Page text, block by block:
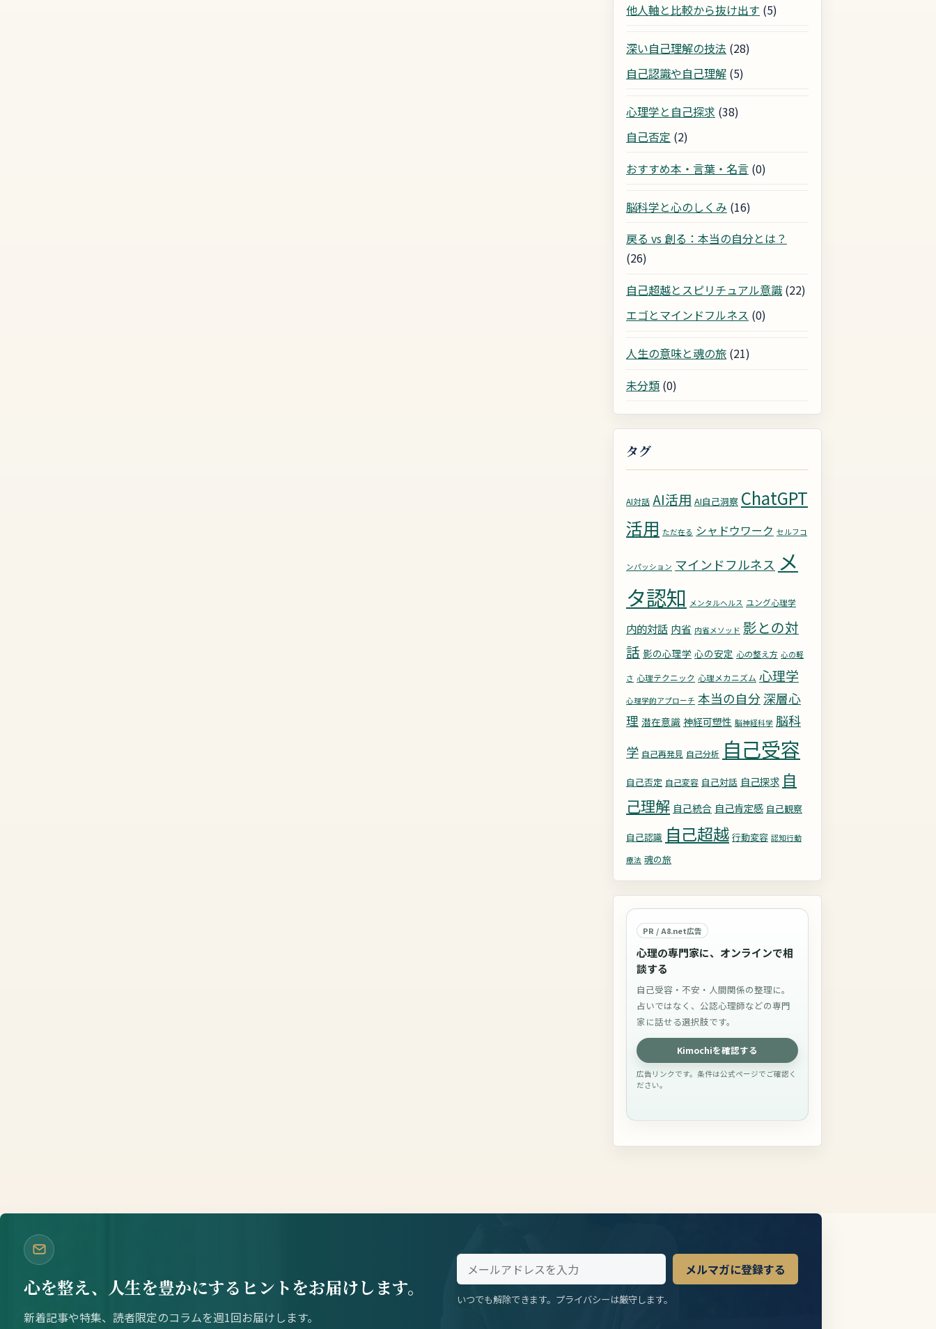
他人軸と比較から抜け出す (5)
深い自己理解の技法 (28)
自己認識や自己理解 (5)
心理学と自己探求 (38)
自己否定 (2)
おすすめ本・言葉・名言 (0)
脳科学と心のしくみ (16)
戻る vs 創る：本当の自分とは？
(26)
自己超越とスピリチュアル意識 (22)
エゴとマインドフルネス (0)
人生の意味と魂の旅 (21)
未分類 (0)
タグ
AI対話 AI活用 AI自己洞察 ChatGPT
活用 ただ在る シャドウワーク セルフコ
ンパッション マインドフルネス メ
タ認知 メンタルヘルス ユング心理学
内的対話 内省 内省メソッド 影との対
話 影の心理学 心の安定 心の整え方 心の軽
さ 心理テクニック 心理メカニズム 心理学
心理学的アプローチ 本当の自分 深層心
理 潜在意識 神経可塑性 脳神経科学 脳科
学 自己再発見 自己分析 自己受容
自己否定 自己変容 自己対話 自己探求 自
己理解 自己統合 自己肯定感 自己観察
自己認識 自己超越 行動変容 認知行動
療法 魂の旅
PR / A8.net広告
心理の専門家に、オンラインで相
談する
自己受容・不安・人間関係の整理に。
占いではなく、公認心理師などの専門
家に話せる選択肢です。
Kimochiを確認する
広告リンクです。条件は公式ページでご確認く
ださい。
心を整え、人生を豊かにするヒントをお届けします。
新着記事や特集、読者限定のコラムを週1回お届けします。
メルマガに登録する
いつでも解除できます。プライバシーは厳守します。